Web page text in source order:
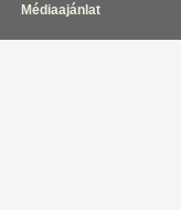
Médiaajánlat